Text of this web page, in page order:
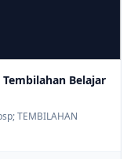
Belajar
TEMBILAHAN